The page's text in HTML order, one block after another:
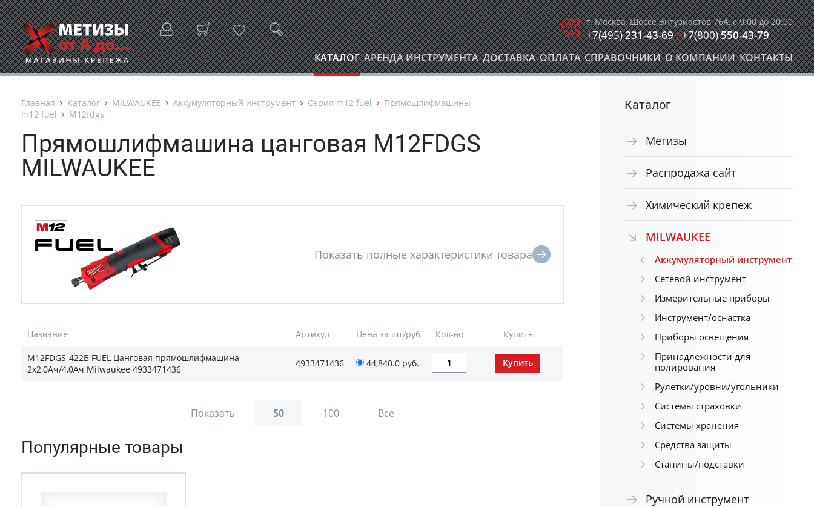
г. Москва, Шоссе Энтузиастов 76А, с 9:00 до 20:00
+7(495)231-43-69/+7(800)550-43-79
КАТАЛОГ АРЕНДА ИНСТРУМЕНТА ДОСТАВКА ОПЛАТА СПРАВОЧНИКИ О КОМПАНИИ КОНТАКТЫ
Главная Каталог MILWAUKEE Аккумуляторный инструмент Серия m12 fuel
Прямошлифмашины
m12 fuel
M12fdgs
Прямошлифмашина цанговая M12FDGS
MILWAUKEE
Название Артикул Цена за шт/руб Кол-во Купить
M12FDGS-422B FUEL Цанговая прямошлифмашина
2х2,0Ач/4,0Ач Milwaukee 4933471436
4933471436 44,840.0 руб.
Показать 50 100 Все
Популярные товары
Каталог
Метизы
Распродажа сайт
Химический крепеж
MILWAUKEE
Аккумуляторный инструмент
Сетевой инструмент
Измерительные приборы
Инструмент/оснастка
Приборы освещения
Принадлежности для
полирования
Рулетки/уровни/угольники
Системы страховки
Системы хранения
Средства защиты
Станины/подставки
Ручной инструмент